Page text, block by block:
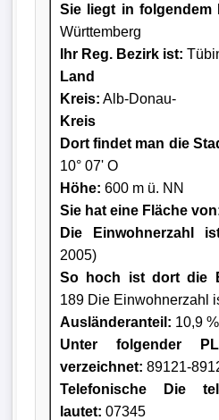
Sie liegt in folgendem
Württemberg
Ihr Reg. Bezirk ist:
Land
Kreis: Alb-Donau-
Kreis
Dort findet man die
10° 07' O
Höhe: 600 m ü. NN
Sie hat eine Fläche
Die Einwohnerzahl
2005)
So hoch ist dort die
189 Die Einwohnerzahl
Ausländeranteil: 10,9 %
Unter folgender
verzeichnet: 89121-
Telefonische Die
lautet: 07345